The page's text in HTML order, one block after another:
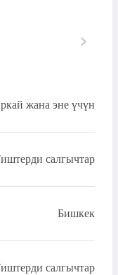
жана эне үчүн
салгычтар
Бишкек
салгычтар